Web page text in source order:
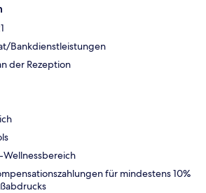
Bankdienstleistungen
der Rezeption
Wellnessbereich
für mindestens 10%